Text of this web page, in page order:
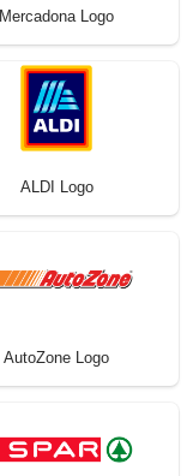
Mercadona Logo
ALDI Logo
AutoZone Logo